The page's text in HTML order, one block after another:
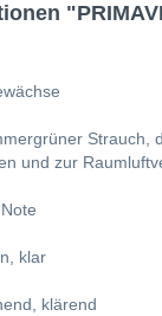
Strauch,
und zur
klar
klärend